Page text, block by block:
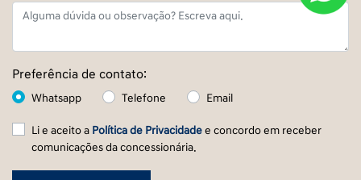
Preferência de contato:
Whatsapp Telefone Email
Li e aceito a Política de Privacidadee concordo em receber
comunicações da concessionária.